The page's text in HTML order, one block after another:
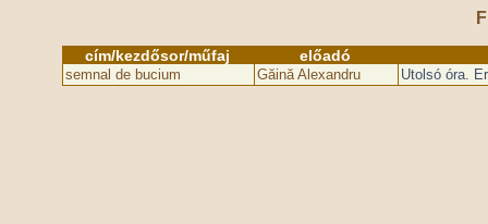
cím/kezdősor/műfaj előadó
semnal de bucium Găină Alexandru Utolsó óra.